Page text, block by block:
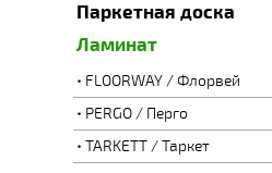
Паркетная доска
Ламинат
FLOORWAY / Флорвей
PERGO / Перго
TARKETT / Таркет